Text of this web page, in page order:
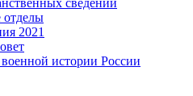
сведений
отделы
2021
истории России